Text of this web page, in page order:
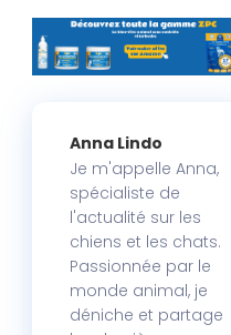
Anna Lindo
Je m'appelle Anna,
spécialiste de
l'actualité sur les
chiens et les chats.
Passionnée par le
monde animal, je
déniche et partage